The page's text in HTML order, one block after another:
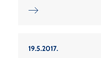
19.5.2017.